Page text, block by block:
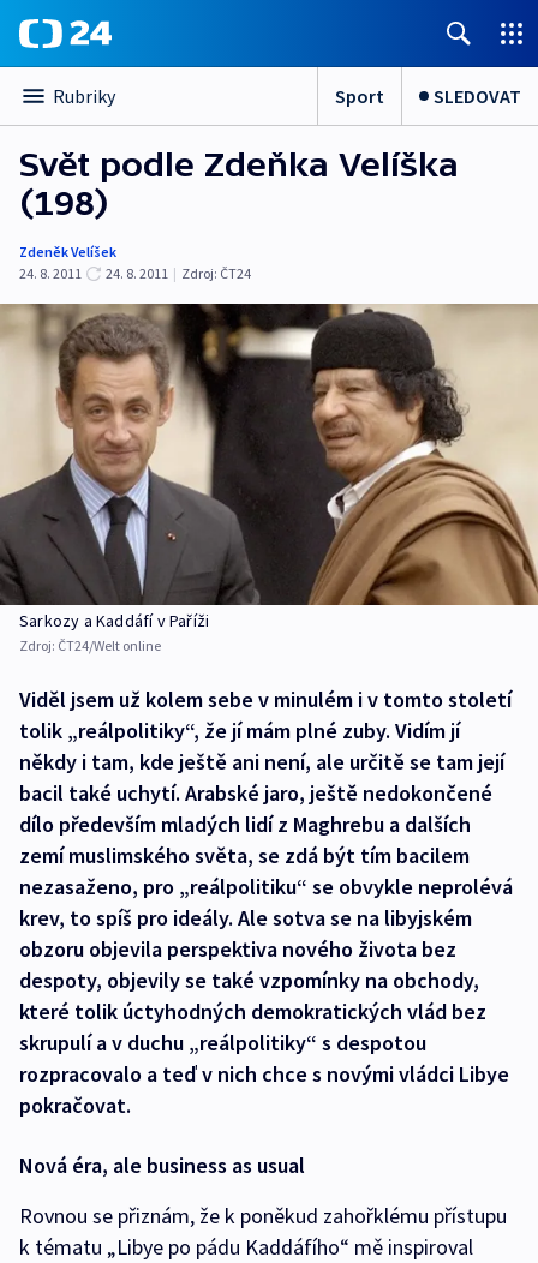
Rubriky Sport SLEDOVAT
Svět podle Zdeňka Velíška
(198)
Zdeněk Velíšek
24. 8. 2011
24. 8. 2011 | Zdroj: ČT24
Sarkozy a Kaddáfí v Paříži
Zdroj: ČT24/Welt online
Viděl jsem už kolem sebe v minulém i v tomto století
tolik „reálpolitiky“, že jí mám plné zuby. Vidím jí
někdy i tam, kde ještě ani není, ale určitě se tam její
bacil také uchytí. Arabské jaro, ještě nedokončené
dílo především mladých lidí z Maghrebu a dalších
zemí muslimského světa, se zdá být tím bacilem
nezasaženo, pro „reálpolitiku“ se obvykle neprolévá
krev, to spíš pro ideály. Ale sotva se na libyjském
obzoru objevila perspektiva nového života bez
despoty, objevily se také vzpomínky na obchody,
které tolik úctyhodných demokratických vlád bez
skrupulí a v duchu „reálpolitiky“ s despotou
rozpracovalo a teď v nich chce s novými vládci Libye
pokračovat.
Nová éra, ale business as usual
Rovnou se přiznám, že k poněkud zahořklému přístupu
k tématu „Libye po pádu Kaddáfího“ mě inspiroval